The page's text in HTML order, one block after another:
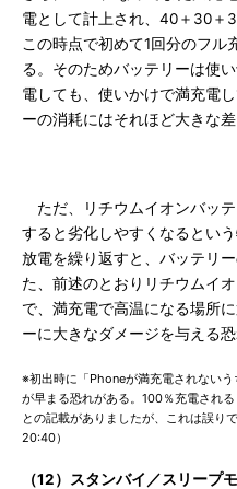
電として計上され、40＋30＋
この時点で初めて1回分のフル
る。そのためバッテリーは使
電しても、使いかけで満充電
ーの消耗にはそれほど大きな差
ただ、リチウムイオンバッ
すると劣化しやすくなるとい
放電を繰り返すと、バッテリ
た、前述のとおりリチウムイ
で、満充電で高温になる場所
ーに大きなダメージを与える恐
※初出時に「Phoneが満充電されない
が早まる恐れがある。100％充電され
との記載がありましたが、これは誤り
20:40）
（12）スタンバイ／スリープ